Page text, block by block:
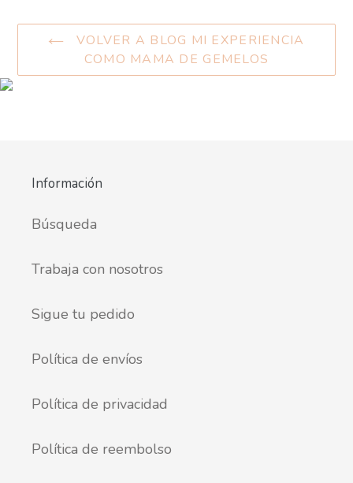
VOLVER A BLOG MI EXPERIENCIA
COMO MAMA DE GEMELOS
Información
Búsqueda
Trabaja con nosotros
Sigue tu pedido
Política de envíos
Política de privacidad
Política de reembolso